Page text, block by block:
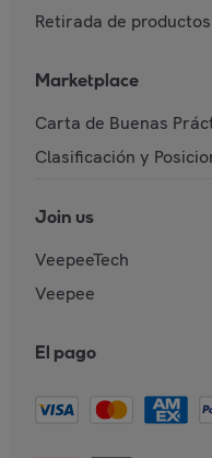
Retirada de productos
Marketplace
Carta de Buenas
Clasificación y
Join us
VeepeeTech
Veepee
El pago